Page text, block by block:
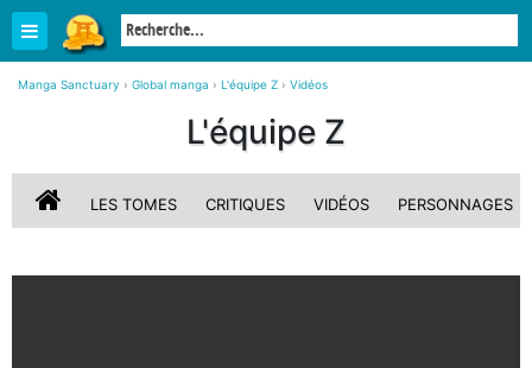
Manga Sanctuary › Global manga › L'équipe Z › Vidéos
L'équipe Z
LES TOMES CRITIQUES VIDÉOS PERSONNAGES